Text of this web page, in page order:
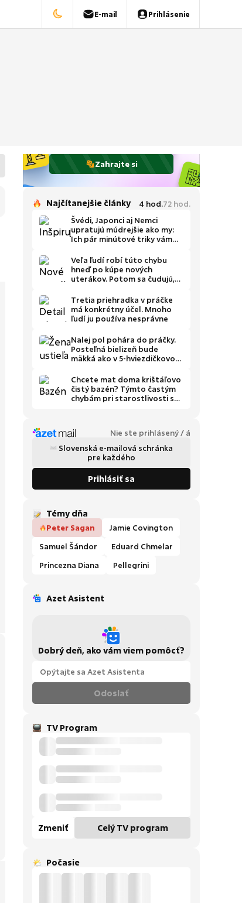
E-mail Prihlásenie
Zahrajte si
Najčítanejšie články 4 hod.72 hod.
Švédi, Japonci aj Nemci
upratujú múdrejšie ako my:
Ich pár minútové triky vám
Veľa ľudí robí túto chybu
hneď po kúpe nových
uterákov. Potom sa čudujú,
Tretia priehradka v práčke
má konkrétny účel. Mnoho
ľudí ju používa nesprávne
Nalej pol pohára do práčky.
Posteľná bielizeň bude
mäkká ako v 5-hviezdičkovom
Chcete mat doma krištáľovo
čistý bazén? Týmto častým
chybám pri starostlivosti sa
Nie ste prihlásený / á
Slovenská e-mailová schránka
pre každého
Prihlásiť sa
Témy dňa
Peter Sagan
Jamie Covington
Samuel Šándor
Eduard Chmelar
Princezna Diana
Pellegrini
Azet Asistent
Dobrý deň, ako vám viem pomôcť?
Odoslať
TV Program
Zmeniť Celý TV program
Počasie